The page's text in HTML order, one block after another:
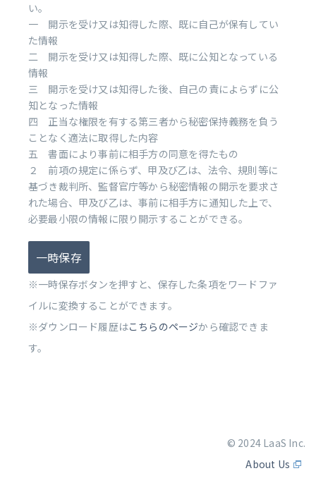
い。
一 開示を受け又は知得した際、既に自己が保有してい
た情報
二 開示を受け又は知得した際、既に公知となっている
情報
三 開示を受け又は知得した後、自己の責によらずに公
知となった情報
四 正当な権限を有する第三者から秘密保持義務を負う
ことなく適法に取得した内容
五 書面により事前に相手方の同意を得たもの
２ 前項の規定に係らず、甲及び乙は、法令、規則等に
基づき裁判所、監督官庁等から秘密情報の開示を要求さ
れた場合、甲及び乙は、事前に相手方に通知した上で、
必要最小限の情報に限り開示することができる。
一時保存
※一時保存ボタンを押すと、保存した条項をワードファ
イルに変換することができます。
※ダウンロード履歴はこちらのページから確認できま
す。
© 2024 LaaS Inc.
About Us